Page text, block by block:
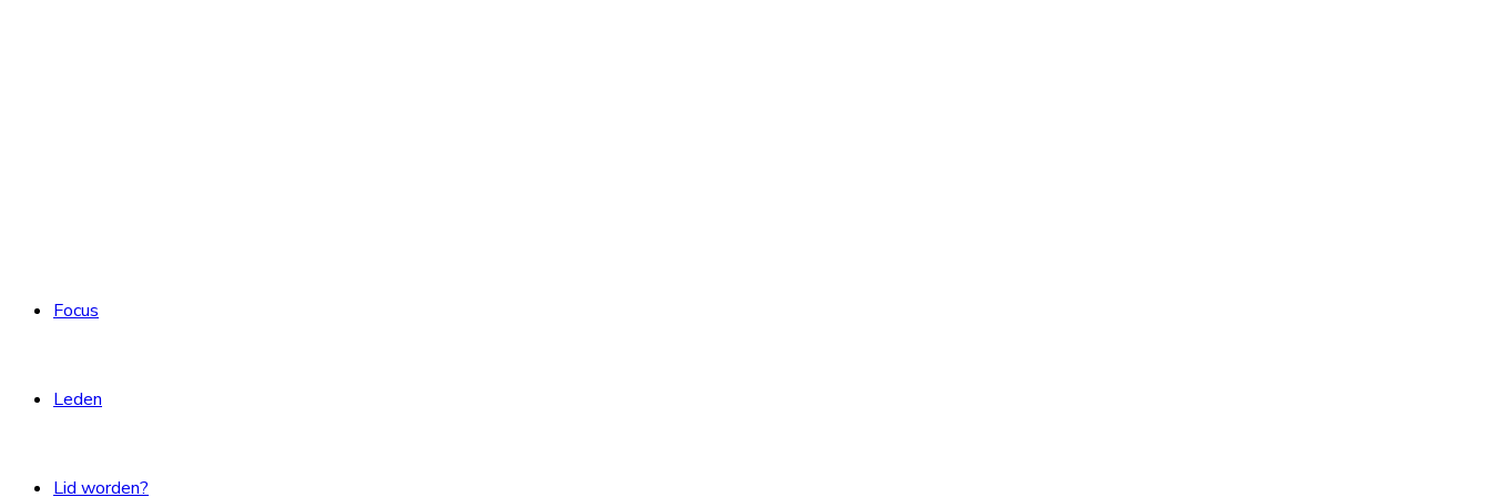
Focus
Leden
Lid worden?